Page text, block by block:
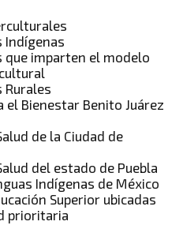
Indígenas
que imparten el modelo
Rurales
el Bienestar Benito Juárez
de la Ciudad de
del estado de Puebla
Indígenas de México
Superior ubicadas
prioritaria